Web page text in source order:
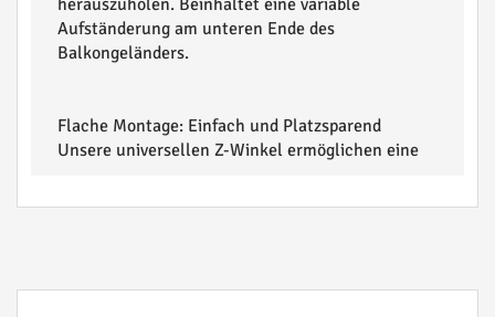
herauszuholen. Beinhaltet eine variable
Aufständerung am unteren Ende des
Balkongeländers.
Flache Montage: Einfach und Platzsparend
Unsere universellen Z-Winkel ermöglichen eine